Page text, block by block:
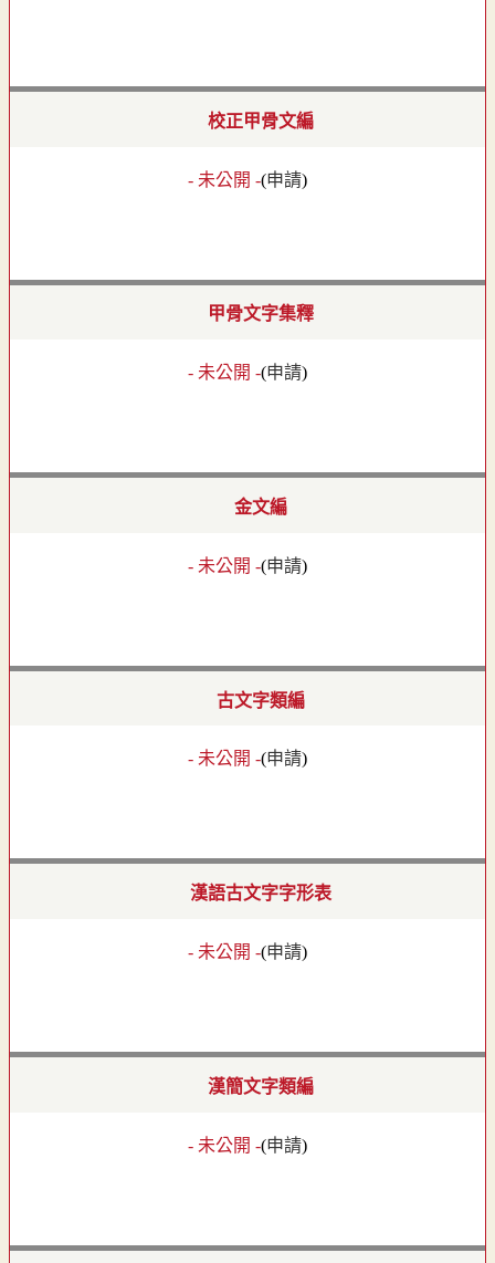
校正甲骨文編
- 未公開 -(申請)
甲骨文字集釋
- 未公開 -(申請)
金文編
- 未公開 -(申請)
古文字類編
- 未公開 -(申請)
漢語古文字字形表
- 未公開 -(申請)
漢簡文字類編
- 未公開 -(申請)